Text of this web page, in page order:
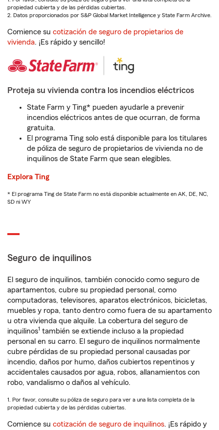
propiedad cubierta y de las pérdidas cubiertas.
2. Datos proporcionados por S&P Global Market Intelligence y State Farm Archive.
Comience su cotización de seguro de propietarios de
vivienda. ¡Es rápido y sencillo!
Proteja su vivienda contra los incendios eléctricos
State Farm y Ting* pueden ayudarle a prevenir
incendios eléctricos antes de que ocurran, de forma
gratuita.
El programa Ting solo está disponible para los titulares
de póliza de seguro de propietarios de vivienda no de
inquilinos de State Farm que sean elegibles.
Explora Ting
* El programa Ting de State Farm no está disponible actualmente en AK, DE, NC,
SD ni WY
Seguro de inquilinos
El seguro de inquilinos, también conocido como seguro de
apartamentos, cubre su propiedad personal, como
computadoras, televisores, aparatos electrónicos, bicicletas,
muebles y ropa, tanto dentro como fuera de su apartamento
u otra vivienda que alquile. La cobertura del seguro de
inquilinos1 también se extiende incluso a la propiedad
personal en su carro. El seguro de inquilinos normalmente
cubre pérdidas de su propiedad personal causadas por
incendio, daños por humo, daños cubiertos repentinos y
accidentales causados por agua, robos, allanamientos con
robo, vandalismo o daños al vehículo.
1. Por favor, consulte su póliza de seguro para ver a una lista completa de la
propiedad cubierta y de las pérdidas cubiertas.
Comience su cotización de seguro de inquilinos. ¡Es rápido y